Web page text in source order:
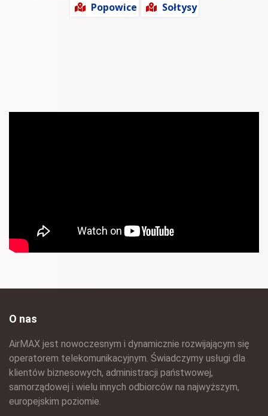
Popowice
Sołtysy
O nas
AirMAX jest nowoczesnym i dynamicznie rozwijającym się
operatorem telekomunikacyjnym. Świadczymy usługi dla
klientów biznesowych, administracji państwowej,
samorządowej i wielu innych odbiorców na najwyższym,
europejskim poziomie.